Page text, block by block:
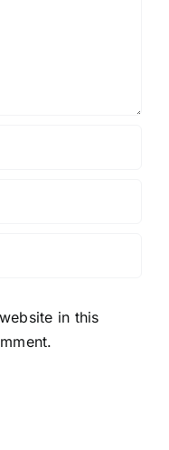
in this